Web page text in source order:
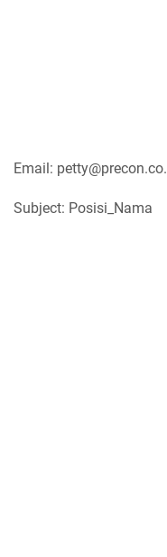
Email:
Subject: Posisi_Nama